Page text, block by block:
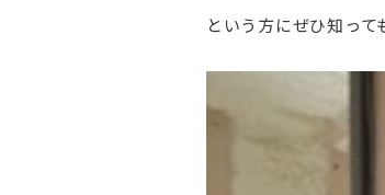
という方にぜひ知って